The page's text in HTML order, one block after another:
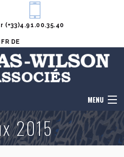
(+33)4.91.00.35.40
FR DE
MENU
2015